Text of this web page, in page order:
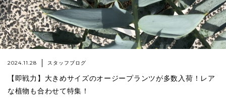
2024.11.28 スタッフブログ
【即戦力】大きめサイズのオージープランツが多数入荷！レア
な植物も合わせて特集！